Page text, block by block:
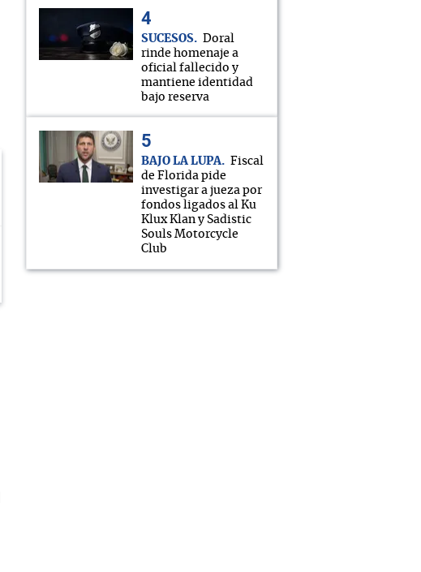
SUCESOS
Doral
rinde homenaje a
oficial fallecido y
mantiene identidad
bajo reserva
BAJO LA LUPA
Fiscal
de Florida pide
investigar a jueza por
fondos ligados al Ku
Klux Klan y Sadistic
Souls Motorcycle
Club